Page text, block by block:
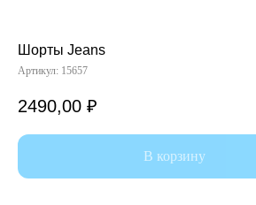
Шорты Jeans
Артикул: 15657
2490,00 ₽
В корзину